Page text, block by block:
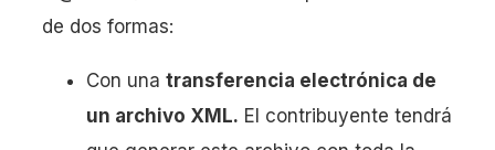
de dos formas:
Con una transferencia electrónica de
un archivo XML. El contribuyente tendrá